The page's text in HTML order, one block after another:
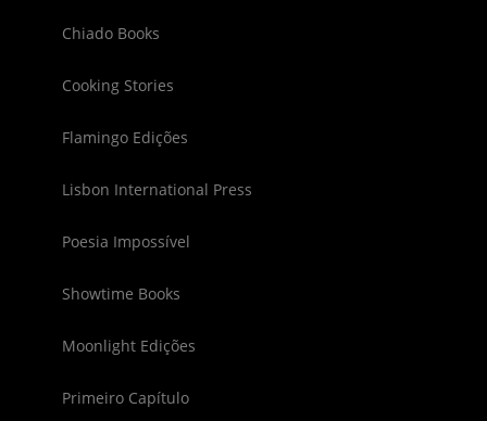
Chiado Books
Cooking Stories
Flamingo Edições
Lisbon International Press
Poesia Impossível
Showtime Books
Moonlight Edições
Primeiro Capítulo